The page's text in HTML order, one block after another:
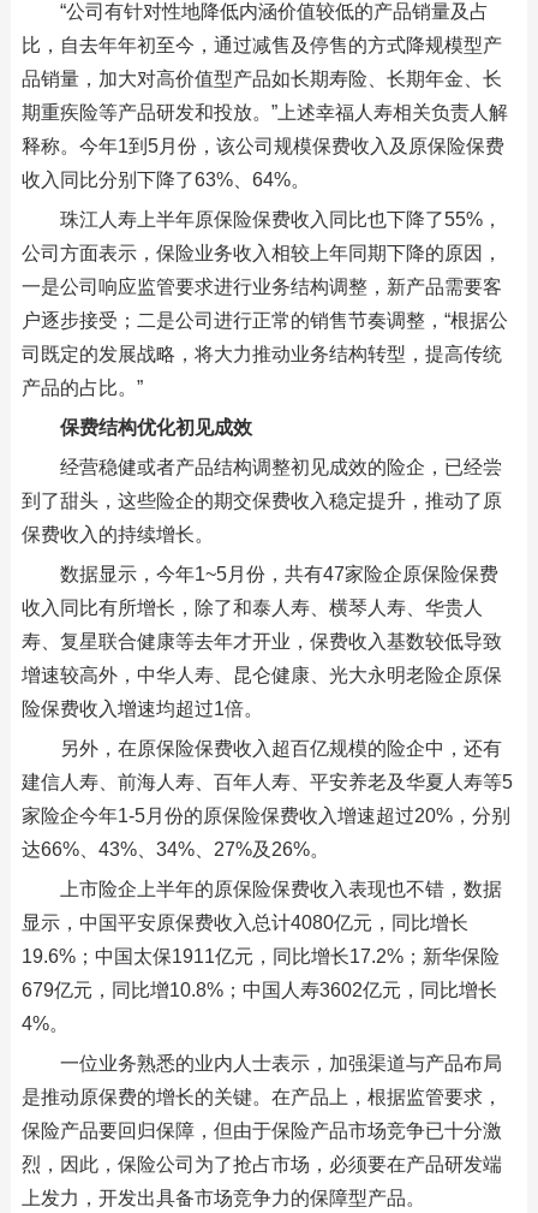
“公司有针对性地降低内涵价值较低的产品销量及占
比，自去年年初至今，通过减售及停售的方式降规模型产
品销量，加大对高价值型产品如长期寿险、长期年金、长
期重疾险等产品研发和投放。”上述幸福人寿相关负责人解
释称。今年1到5月份，该公司规模保费收入及原保险保费
收入同比分别下降了63%、64%。
珠江人寿上半年原保险保费收入同比也下降了55%，
公司方面表示，保险业务收入相较上年同期下降的原因，
一是公司响应监管要求进行业务结构调整，新产品需要客
户逐步接受；二是公司进行正常的销售节奏调整，“根据公
司既定的发展战略，将大力推动业务结构转型，提高传统
产品的占比。”
保费结构优化初见成效
经营稳健或者产品结构调整初见成效的险企，已经尝
到了甜头，这些险企的期交保费收入稳定提升，推动了原
保费收入的持续增长。
数据显示，今年1~5月份，共有47家险企原保险保费
收入同比有所增长，除了和泰人寿、横琴人寿、华贵人
寿、复星联合健康等去年才开业，保费收入基数较低导致
增速较高外，中华人寿、昆仑健康、光大永明老险企原保
险保费收入增速均超过1倍。
另外，在原保险保费收入超百亿规模的险企中，还有
建信人寿、前海人寿、百年人寿、平安养老及华夏人寿等5
家险企今年1-5月份的原保险保费收入增速超过20%，分别
达66%、43%、34%、27%及26%。
上市险企上半年的原保险保费收入表现也不错，数据
显示，中国平安原保费收入总计4080亿元，同比增长
19.6%；中国太保1911亿元，同比增长17.2%；新华保险
679亿元，同比增10.8%；中国人寿3602亿元，同比增长
4%。
一位业务熟悉的业内人士表示，加强渠道与产品布局
是推动原保费的增长的关键。在产品上，根据监管要求，
保险产品要回归保障，但由于保险产品市场竞争已十分激
烈，因此，保险公司为了抢占市场，必须要在产品研发端
上发力，开发出具备市场竞争力的保障型产品。